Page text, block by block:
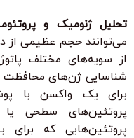
تحلیل ژنومیک و
می‌توانند حجم عظیمی از
از سویه‌های مختلف
شناسایی ژن‌های
برای یک واکسن با
پروتئین‌های سطحی
پروتئین‌هایی که برای